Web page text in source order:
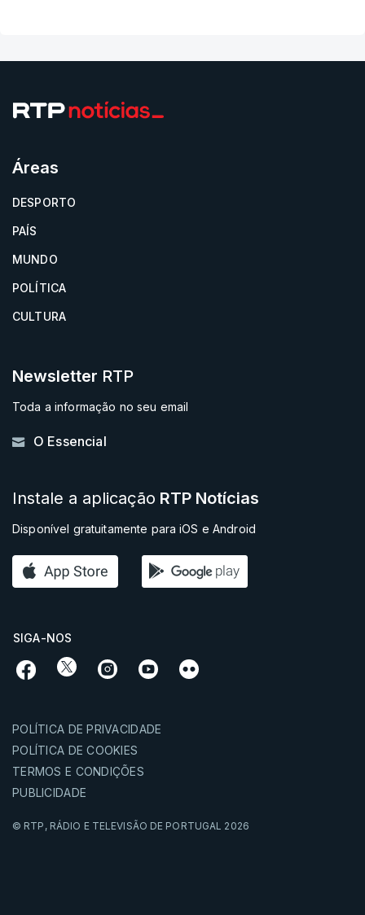
Áreas
DESPORTO
PAÍS
MUNDO
POLÍTICA
CULTURA
Newsletter RTP
Toda a informação no seu email
O Essencial
Instale a aplicação RTP Notícias
Disponível gratuitamente para iOS e Android
SIGA-NOS
POLÍTICA DE PRIVACIDADE
POLÍTICA DE COOKIES
TERMOS E CONDIÇÕES
PUBLICIDADE
© RTP, RÁDIO E TELEVISÃO DE PORTUGAL 2026